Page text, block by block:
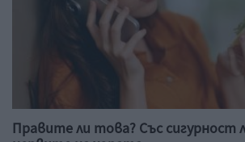
Правите ли това? Със сигурност